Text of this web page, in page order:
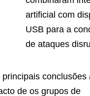
artificial com
USB para a
de ataques
principais conclusões
de os grupos de